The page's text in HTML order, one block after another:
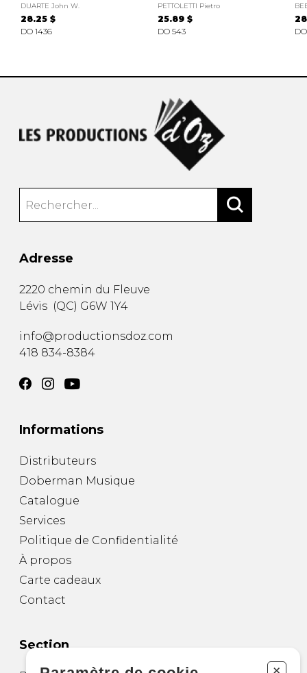
DUARTE John W.
28.25 $
DO 1436
PETTOLETTI Pietro
25.89 $
DO 543
Adresse
2220 chemin du Fleuve
Lévis (QC) G6W 1Y4
info@productionsdoz.com
418 834-8384
Informations
Distributeurs
Doberman Musique
Catalogue
Services
Politique de Confidentialité
À propos
Carte cadeaux
Contact
Section